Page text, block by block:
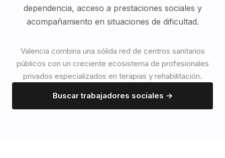
dependencia, acceso a prestaciones sociales y
acompañamiento en situaciones de dificultad.
Valencia combina una sólida red de centros sanitarios
públicos con un creciente ecosistema de profesionales
privados especializados en terapias y rehabilitación.
Buscar trabajadores sociales →